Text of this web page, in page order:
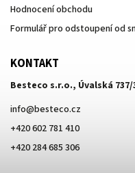
Hodnocení obchodu
Formulář pro odstoupení od
KONTAKT
Besteco s.r.o., Úvalská
info@besteco.cz
+420 602 781 410
+420 284 685 306